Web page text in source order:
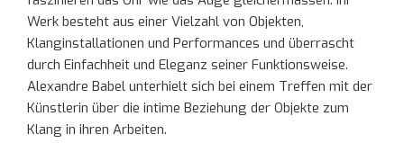
Werk besteht aus einer Vielzahl von Objekten,
Klanginstallationen und Performances und überrascht
durch Einfachheit und Eleganz seiner Funktionsweise.
Alexandre Babel unterhielt sich bei einem Treffen mit der
Künstlerin über die intime Beziehung der Objekte zum
Klang in ihren Arbeiten.